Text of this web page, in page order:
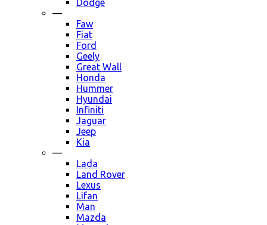
Dodge
—
Faw
Fiat
Ford
Geely
Great Wall
Honda
Hummer
Hyundai
Infiniti
Jaguar
Jeep
Kia
—
Lada
Land Rover
Lexus
Lifan
Man
Mazda